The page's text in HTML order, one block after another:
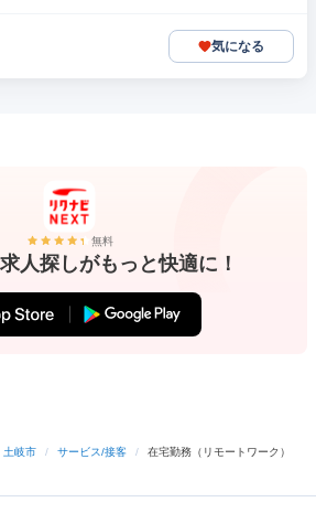
気になる
無料
人探しがもっと快適に！
土岐市 / サービス/接客 /
在宅勤務（リモートワーク）